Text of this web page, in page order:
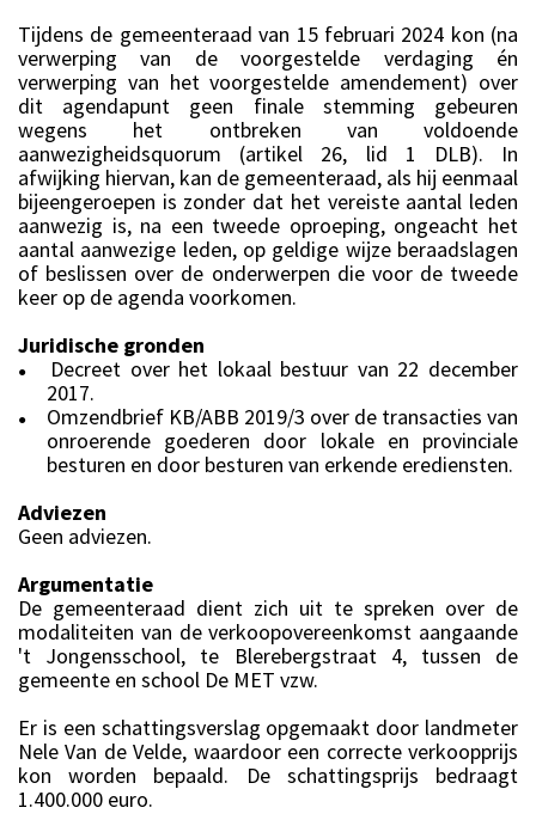
Tijdens de gemeenteraad van 15 februari 2024 kon (na
verwerping van de voorgestelde verdaging én
verwerping van het voorgestelde amendement) over
dit agendapunt geen finale stemming gebeuren
wegens het ontbreken van voldoende
aanwezigheidsquorum (artikel 26, lid 1 DLB). In
afwijking hiervan, kan de gemeenteraad, als hij eenmaal
bijeengeroepen is zonder dat het vereiste aantal leden
aanwezig is, na een tweede oproeping, ongeacht het
aantal aanwezige leden, op geldige wijze beraadslagen
of beslissen over de onderwerpen die voor de tweede
keer op de agenda voorkomen.
Juridische gronden
●
Decreet over het lokaal bestuur van 22 december
2017.
●
Omzendbrief KB/ABB 2019/3 over de transacties van
onroerende goederen door lokale en provinciale
besturen en door besturen van erkende erediensten.
Adviezen
Geen adviezen.
Argumentatie
De gemeenteraad dient zich uit te spreken over de
modaliteiten van de verkoopovereenkomst aangaande
't Jongensschool, te Blerebergstraat 4, tussen de
gemeente en school De MET vzw.
Er is een schattingsverslag opgemaakt door landmeter
Nele Van de Velde, waardoor een correcte verkoopprijs
kon worden bepaald. De schattingsprijs bedraagt
1.400.000 euro.